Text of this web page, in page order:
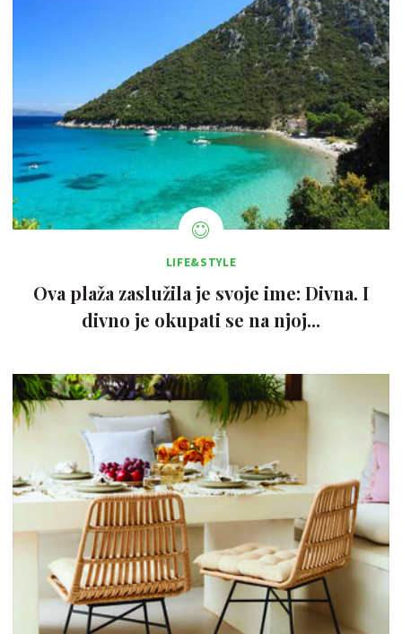
LIFE&STYLE
Ova plaža zaslužila je svoje ime: Divna. I
divno je okupati se na njoj...